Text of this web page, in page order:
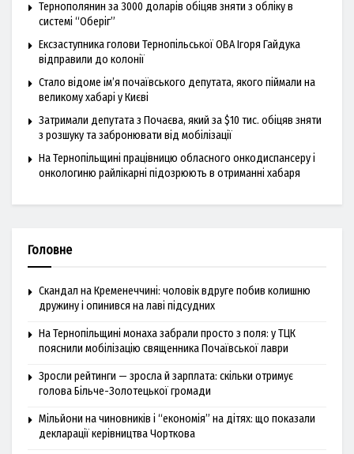
Тернополянин за 3000 доларів обіцяв зняти з обліку в
системі “Оберіг”
Ексзаступника голови Тернопільської ОВА Ігоря Гайдука
відправили до колонії
Стало відоме ім’я почаївського депутата, якого піймали на
великому хабарі у Києві
Затримали депутата з Почаєва, який за $10 тис. обіцяв зняти
з розшуку та забронювати від мобілізації
На Тернопільщині працівницю обласного онкодиспансеру і
онкологиню райлікарні підозрюють в отриманні хабаря
Головне
Скандал на Кременеччині: чоловік вдруге побив колишню
дружину і опинився на лаві підсудних
На Тернопільщині монаха забрали просто з поля: у ТЦК
пояснили мобілізацію священника Почаївської лаври
Зросли рейтинги — зросла й зарплата: скільки отримує
голова Більче-Золотецької громади
Мільйони на чиновників і “економія” на дітях: що показали
декларації керівництва Чорткова